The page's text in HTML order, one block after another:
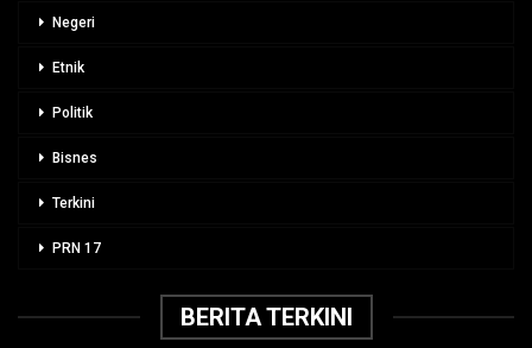
Negeri
Etnik
Politik
Bisnes
Terkini
PRN 17
BERITA TERKINI